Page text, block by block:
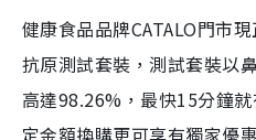
健康食品品牌CATALO門市
抗原測試套裝，測試套裝以
高達98.26%，最快15分鐘
定金額換購更可享有獨家優